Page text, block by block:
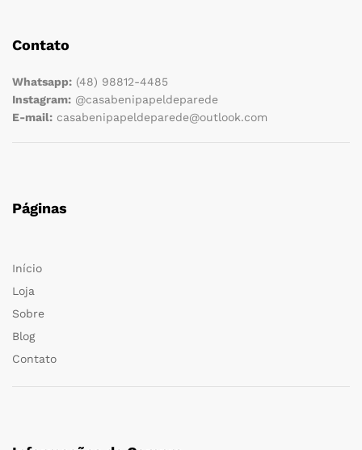
Contato
Whatsapp: (48) 98812-4485
Instagram: @casabenipapeldeparede
E-mail: casabenipapeldeparede@outlook.com
Páginas
Início
Loja
Sobre
Blog
Contato